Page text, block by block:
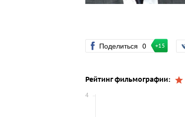
Поделиться 0 +15
Рейтинг фильмографии: